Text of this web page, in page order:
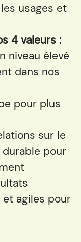
usages et
4 valeurs :
niveau élevé
dans nos
pour plus
sur le
pour
agiles pour